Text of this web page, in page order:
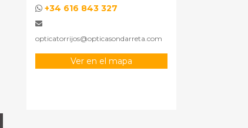
+34 616 843 327
opticatorrijos@opticasondarreta.com
Ver en el mapa